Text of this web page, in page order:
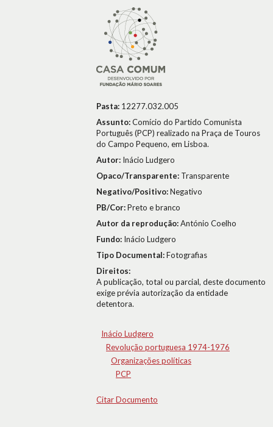
Pasta: 12277.032.005
Assunto:Comício do Partido Comunista
Português (PCP) realizado na Praça de Touros
do Campo Pequeno, em Lisboa.
Autor: Inácio Ludgero
Opaco/Transparente: Transparente
Negativo/Positivo:Negativo
PB/Cor:Preto e branco
Autor da reprodução:António Coelho
Fundo: Inácio Ludgero
Tipo Documental:Fotografias
Direitos:
A publicação, total ou parcial, deste documento
exige prévia autorização da entidade
detentora.
Inácio Ludgero
Revolução portuguesa 1974-1976
Organizações políticas
PCP
Citar Documento